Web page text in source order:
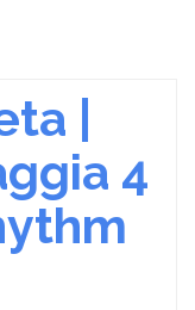
|
4